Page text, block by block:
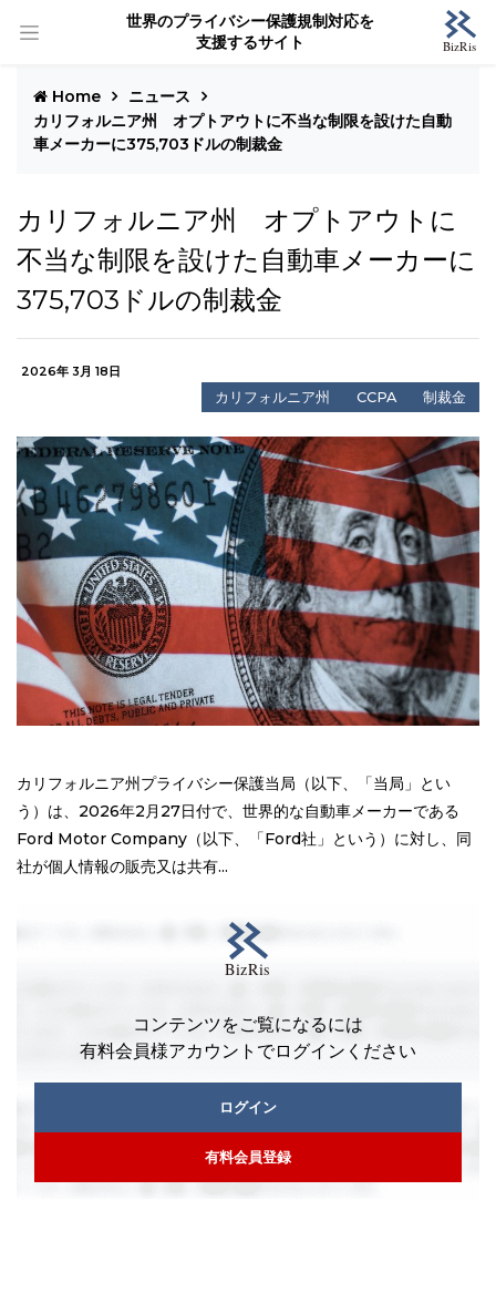
世界のプライバシー保護規制対応を
支援するサイト
Home
ニュース
カリフォルニア州 オプトアウトに不当な制限を設けた自動
車メーカーに375,703ドルの制裁金
カリフォルニア州 オプトアウトに
不当な制限を設けた自動車メーカーに
375,703ドルの制裁金
2026年 3月 18日
カリフォルニア州 CCPA 制裁金
カリフォルニア州プライバシー保護当局（以下、「当局」とい
う）は、2026年2月27日付で、世界的な自動車メーカーである
Ford Motor Company（以下、「Ford社」という）に対し、同
社が個人情報の販売又は共有...
コンテンツをご覧になるには
有料会員様アカウントでログインください
ログイン
有料会員登録